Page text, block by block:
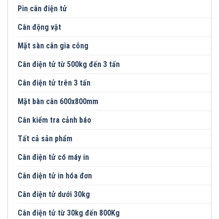
Pin cân điện tử
Cân động vật
Mặt sàn cân gia công
Cân điện tử từ 500kg đến 3 tấn
Cân điện tử trên 3 tấn
Mặt bàn cân 600x800mm
Cân kiểm tra cảnh báo
Tất cả sản phẩm
Cân điện tử có máy in
Cân điện tử in hóa đơn
Cân điện tử dưới 30kg
Cân điện tử từ 30kg đến 800Kg